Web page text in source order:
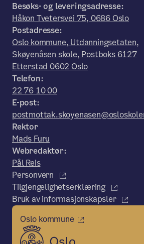
Besøks- og leveringsadresse:
Håkon Tvetersvei 75, 0686 Oslo
Postadresse:
Oslo kommune, Utdanningsetaten,
Skøyenåsen skole, Postboks 6127
Etterstad 0602 Oslo
Telefon:
22 76 10 00
E-post:
Rektor
Mads Furu
Webredaktør:
Pål Reis
Personvern
Tilgjengelighetserklæring
Bruk av informasjonskapsler
Oslo kommune